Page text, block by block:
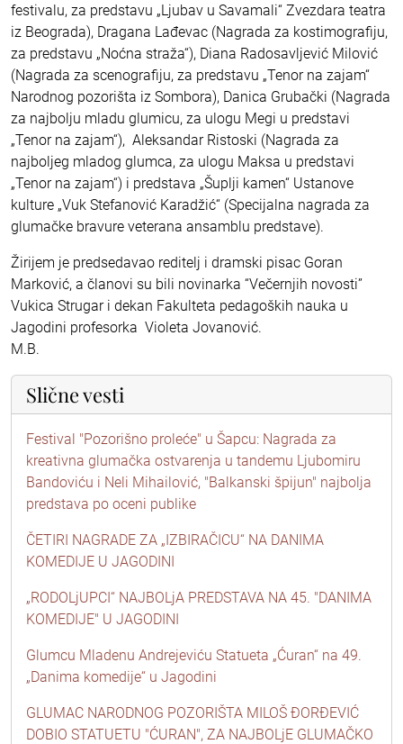
festivalu, za predstavu „Ljubav u Savamali“ Zvezdara teatra
iz Beograda), Dragana Lađevac (Nagrada za kostimografiju,
za predstavu „Noćna straža“), Diana Radosavljević Milović
(Nagrada za scenografiju, za predstavu „Tenor na zajam“
Narodnog pozorišta iz Sombora), Danica Grubački (Nagrada
za najbolju mladu glumicu, za ulogu Megi u predstavi
„Tenor na zajam“), Aleksandar Ristoski (Nagrada za
najboljeg mladog glumca, za ulogu Maksa u predstavi
„Tenor na zajam“) i predstava „Šuplji kamen“ Ustanove
kulture „Vuk Stefanović Karadžić“ (Specijalna nagrada za
glumačke bravure veterana ansamblu predstave).
Žirijem je predsedavao reditelj i dramski pisac Goran
Marković, a članovi su bili novinarka “Večernjih novosti”
Vukica Strugar i dekan Fakulteta pedagoških nauka u
Jagodini profesorka Violeta Jovanović.
M.B.
Slične vesti
Festival "Pozorišno proleće" u Šapcu: Nagrada za
kreativna glumačka ostvarenja u tandemu Ljubomiru
Bandoviću i Neli Mihailović, "Balkanski špijun" najbolja
predstava po oceni publike
ČETIRI NAGRADE ZA „IZBIRAČICU“ NA DANIMA
KOMEDIJE U JAGODINI
„RODOLjUPCI“ NAJBOLjA PREDSTAVA NA 45. "DANIMA
KOMEDIJE" U JAGODINI
Glumcu Mladenu Andrejeviću Statueta „Ćuran“ na 49.
„Danima komedije“ u Jagodini
GLUMAC NARODNOG POZORIŠTA MILOŠ ĐORĐEVIĆ
DOBIO STATUETU "ĆURAN", ZA NAJBOLjE GLUMAČKO